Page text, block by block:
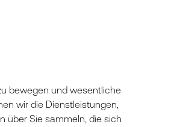
bewegen und wesentliche
wir die Dienstleistungen,
über Sie sammeln, die sich